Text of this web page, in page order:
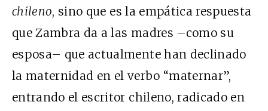
chileno, sino que es la empática respuesta
que Zambra da a las madres –como su
esposa– que actualmente han declinado
la maternidad en el verbo “maternar”,
entrando el escritor chileno, radicado en